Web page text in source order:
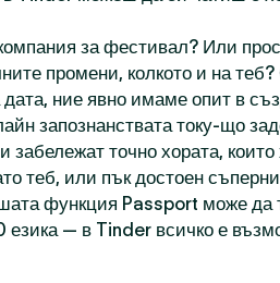
за фестивал? Или
промени, колкото и на
ние явно имаме опит в
запознанствата току-що
забележат точно хората,
теб, или пък достоен
функция Passport може да
езика — в Tinder всичко е